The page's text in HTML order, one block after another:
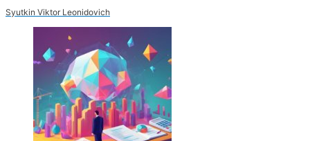
Syutkin Viktor Leonidovich